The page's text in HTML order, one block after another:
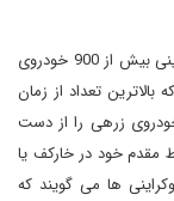
بر اساس گزارش وزارت دفاع در کی یف، نیروهای اوکراینی بیش از 900 خودروی
تعداد از زمان
جنگ است. به طور متوسط، روس ها روزانه 30 خودروی زرهی را از دست
مقدم خود در خارکف یا
ها می گویند که